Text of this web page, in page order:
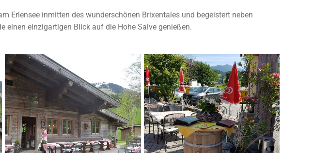
Erlensee inmitten des wunderschönen Brixentales und begeistert neben
einen einzigartigen Blick auf die Hohe Salve genießen.